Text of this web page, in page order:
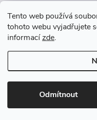
Tento web používá
tohoto webu vyjadřujete
informacízde.
Odmítnout
Copyright 2026